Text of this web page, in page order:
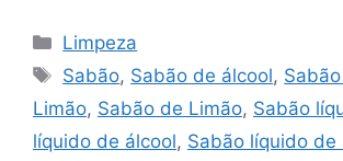
Categorias
Limpeza
Tags
Sabão, Sabão de álcool,
Limão, Sabão de Limão, Sabão
líquido de álcool, Sabão líquido de